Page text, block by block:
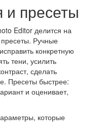
и пресеты
Editor делится на
Ручные
конкретную
тени, усилить
сделать
Пресеты быстрее:
и оценивает,
которые